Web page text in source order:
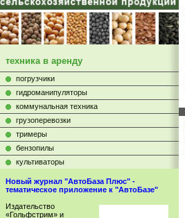
техника в аренду
погрузчики
гидроманипуляторы
коммунальная техника
грузоперевозки
тримеры
бензопилы
культиваторы
Новый журнал "АвтоБаза Плюс" -
тематическое приложение к "АвтоБазе"
Издательство
«Гольфстрим» и